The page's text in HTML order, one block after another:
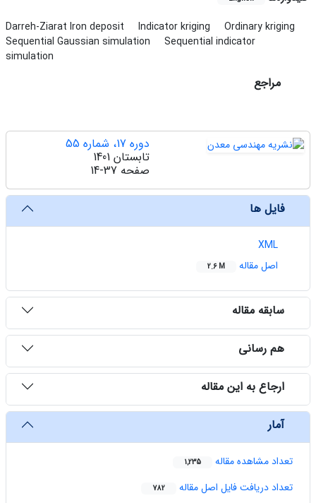
Darreh-Ziarat Iron deposit Indicator kriging
Ordinary kriging
Sequential Gaussian simulation
Sequential indicator
simulation
مراجع
دوره 17، شماره 55
تابستان 1401
صفحه 14-37
فایل ها
XML
اصل مقاله
2.6 M
سابقه مقاله
هم رسانی
ارجاع به این مقاله
آمار
تعداد مشاهده مقاله 1,235
تعداد دریافت فایل اصل مقاله 782